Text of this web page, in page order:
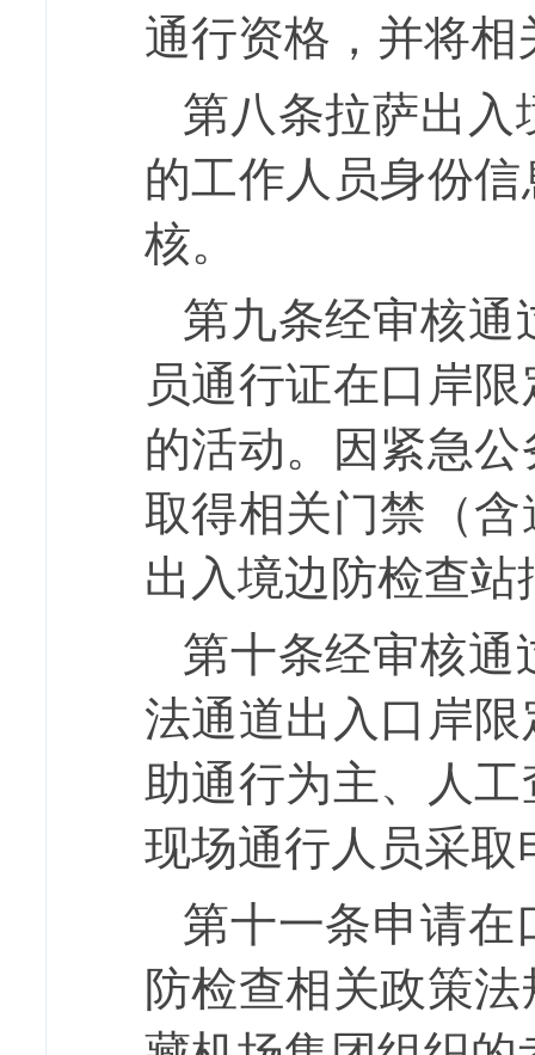
通行资格，并将
第八条拉萨出入
的工作人员身份信
核。
第九条经审核通
员通行证在口岸
的活动。
因 紧急
取得相关门禁（含
出入境边防检查站
第十条经审核通
法通道出 入 口岸
助通行为主、人
现场通行人员采
第十一条申请在
防检查相关政策